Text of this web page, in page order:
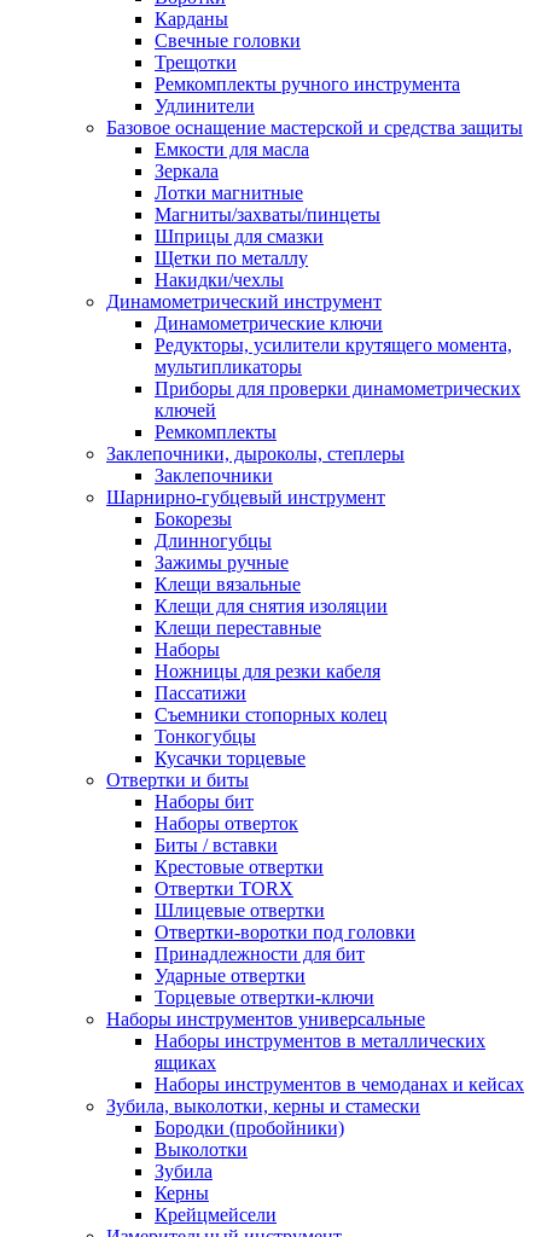
Карданы
Свечные головки
Трещотки
Ремкомплекты ручного инструмента
Удлинители
Базовое оснащение мастерской и средства защиты
Емкости для масла
Зеркала
Лотки магнитные
Магниты/захваты/пинцеты
Шприцы для смазки
Щетки по металлу
Накидки/чехлы
Динамометрический инструмент
Динамометрические ключи
Редукторы, усилители крутящего момента,
мультипликаторы
Приборы для проверки динамометрических
ключей
Ремкомплекты
Заклепочники, дыроколы, степлеры
Заклепочники
Шарнирно-губцевый инструмент
Бокорезы
Длинногубцы
Зажимы ручные
Клещи вязальные
Клещи для снятия изоляции
Клещи переставные
Наборы
Ножницы для резки кабеля
Пассатижи
Съемники стопорных колец
Тонкогубцы
Кусачки торцевые
Отвертки и биты
Наборы бит
Наборы отверток
Биты / вставки
Крестовые отвертки
Отвертки TORX
Шлицевые отвертки
Отвертки-воротки под головки
Принадлежности для бит
Ударные отвертки
Торцевые отвертки-ключи
Наборы инструментов универсальные
Наборы инструментов в металлических
ящиках
Наборы инструментов в чемоданах и кейсах
Зубила, выколотки, керны и стамески
Бородки (пробойники)
Выколотки
Зубила
Керны
Крейцмейсели